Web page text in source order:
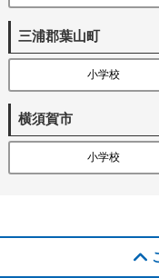
三浦郡葉山町
小学校
横須賀市
小学校